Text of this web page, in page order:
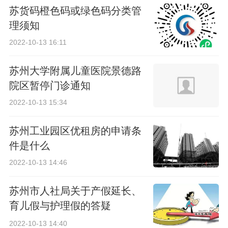
苏货码橙色码或绿色码分类管
理须知
2022-10-13 16:11
苏州大学附属儿童医院景德路
院区暂停门诊通知
2022-10-13 15:34
苏州工业园区优租房的申请条
件是什么
2022-10-13 14:46
苏州市人社局关于产假延长、
育儿假与护理假的答疑
（2022）
2022-10-13 14:40